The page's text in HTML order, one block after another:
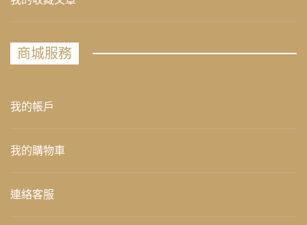
商城服務
我的帳戶
我的購物車
連絡客服